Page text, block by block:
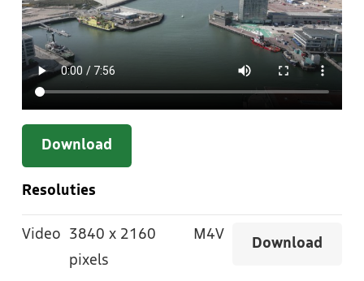
Download
Resoluties
Video 3840 x 2160
pixels
M4V
Download